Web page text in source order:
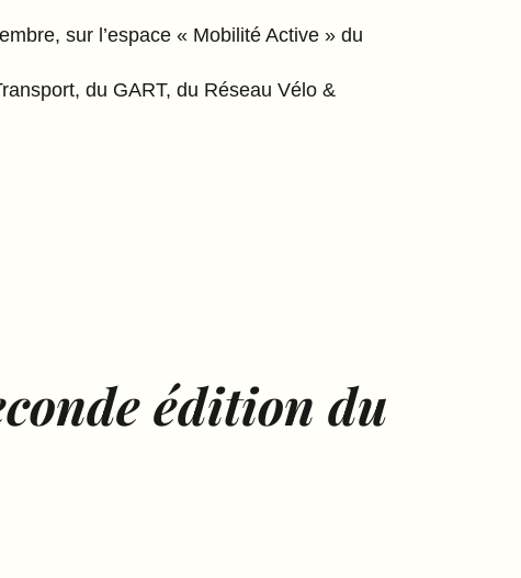
sur l’espace « Mobilité Active » du
du GART, du Réseau Vélo &
édition du